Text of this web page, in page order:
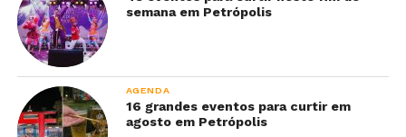
semana em Petrópolis
AGENDA
16 grandes eventos para curtir em
agosto em Petrópolis